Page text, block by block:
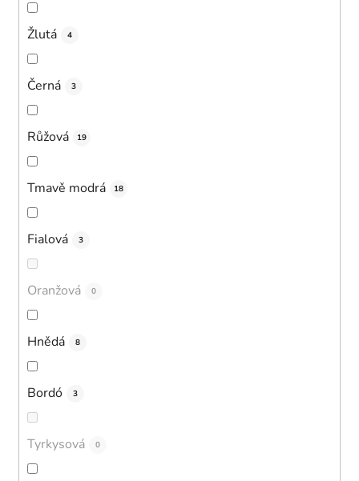
Žlutá 4
Černá 3
Růžová 19
Tmavě modrá 18
Fialová 3
Oranžová 0
Hnědá 8
Bordó 3
Tyrkysová 0